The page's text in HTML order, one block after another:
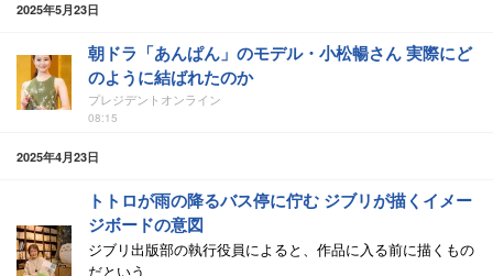
2025年5月23日
朝ドラ「あんぱん」のモデル・小松暢さん 実際にど
のように結ばれたのか
プレジデントオンライン
08:15
2025年4月23日
トトロが雨の降るバス停に佇む ジブリが描くイメー
ジボードの意図
ジブリ出版部の執行役員によると、作品に入る前に描くもの
だという